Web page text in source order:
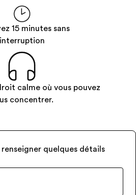
15 minutes sans
interruption
calme où vous pouvez
concentrer.
quelques détails